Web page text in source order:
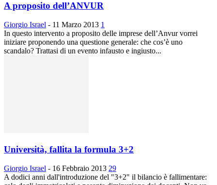
A proposito dell’ANVUR
Giorgio Israel - 11 Marzo 2013 1
In questo intervento a proposito delle imprese dell’Anvur vorrei
iniziare proponendo una questione generale: che cos’è uno
scandalo? Trattasi di un evento infausto e ingiusto...
Università, fallita la formula 3+2
Giorgio Israel - 16 Febbraio 2013 29
A dodici anni dall'introduzione del "3+2" il bilancio è fallimentare: